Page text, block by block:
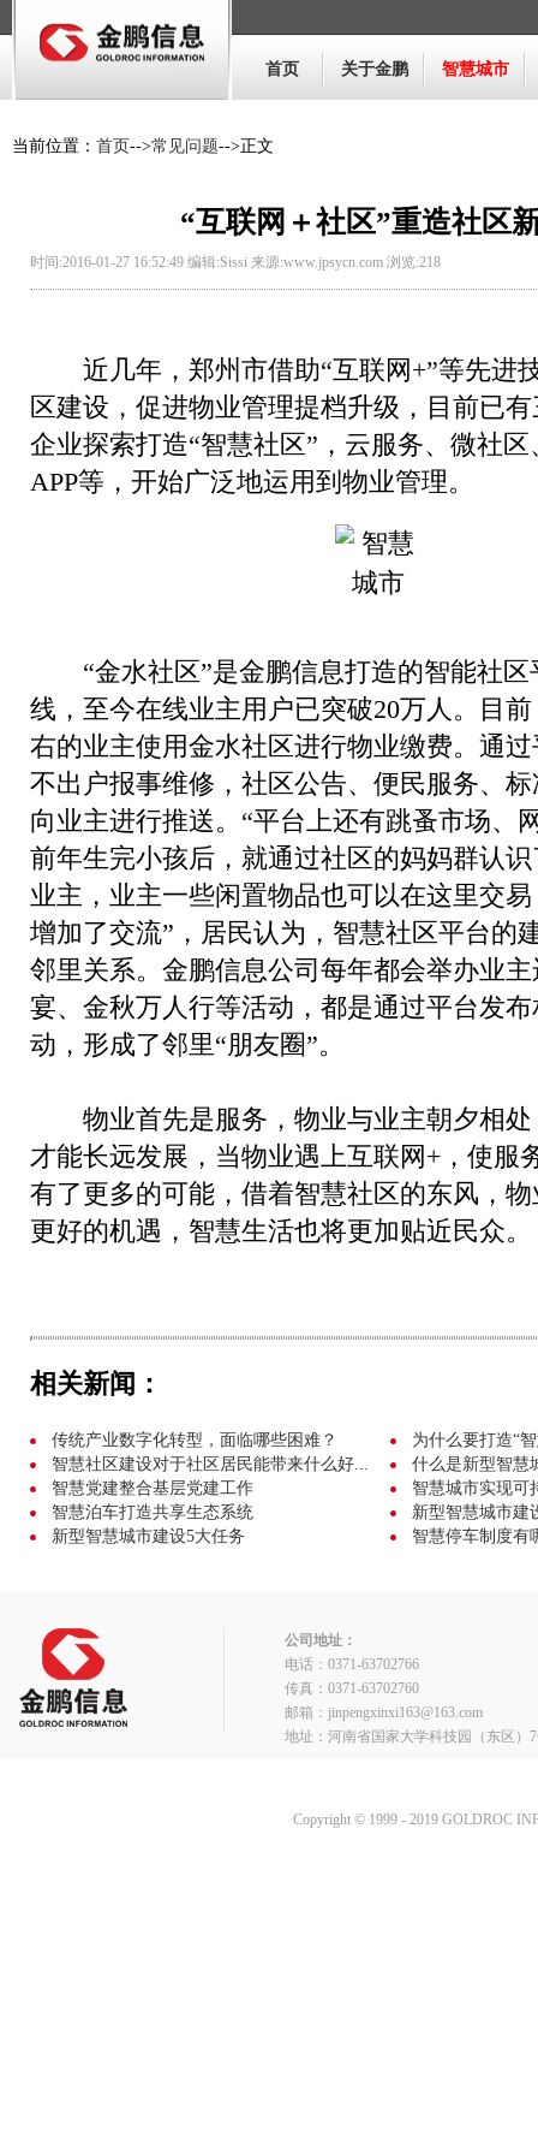
首页 关于金鹏 智慧城市
当前位置： 首页-->常见问题-->正文
“互联网＋社区”重造社区
时间:2016-01-27 16:52:49 编辑:Sissi 来源:www.jpsycn.com 浏览:218
近几年，郑州市借助“互联网+”等先进
区建设，促进物业管理提档升级，目前已
企业探索打造“智慧社区”，云服务、微社
APP等，开始广泛地运用到物业管理。
“金水社区”是金鹏信息打造的智能社区
线，至今在线业主用户已突破20万人。目
右的业主使用金水社区进行物业缴费。通
不出户报事维修，社区公告、便民服务、
向业主进行推送。“平台上还有跳蚤市场、
前年生完小孩后，就通过社区的妈妈群认
业主，业主一些闲置物品也可以在这里交
增加了交流”，居民认为，智慧社区平台的
邻里关系。金鹏信息公司每年都会举办业
宴、金秋万人行等活动，都是通过平台发
动，形成了邻里“朋友圈”。
物业首先是服务，物业与业主朝夕相处
才能长远发展，当物业遇上互联网+，使服
有了更多的可能，借着智慧社区的东风，
更好的机遇，智慧生活也将更加贴近民众。
相关新闻：
传统产业数字化转型，面临哪些困难？
为什么要打造“
智慧社区建设对于社区居民能带来什么好...
什么是新型智慧
智慧党建整合基层党建工作
智慧城市实现可
智慧泊车打造共享生态系统
新型智慧城市建
新型智慧城市建设5大任务
智慧停车制度有
公司地址：
电话：0371-63702766
传真：0371-63702760
邮箱：jinpengxinxi163@163.com
地址：河南省国家大学科技园（东区）
Copyright © 1999 - 2019 GOLDROC